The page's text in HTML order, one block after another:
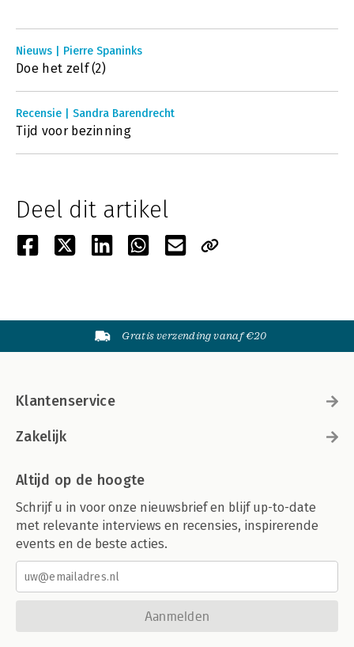
Nieuws | Pierre Spaninks
Doe het zelf (2)
Recensie | Sandra Barendrecht
Tijd voor bezinning
Deel dit artikel
Gratis verzending vanaf €20
Klantenservice
Zakelijk
Altijd op de hoogte
Schrijf u in voor onze nieuwsbrief en blijf up-to-date
met relevante interviews en recensies, inspirerende
events en de beste acties.
Aanmelden